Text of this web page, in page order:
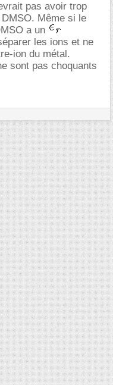
pas avoir trop
Même si le
a un
les ions et ne
ion du métal.
sont pas choquants